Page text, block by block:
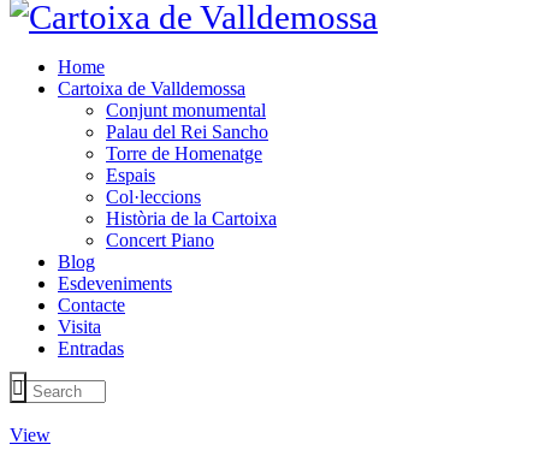
Home
Cartoixa de Valldemossa
Conjunt monumental
Palau del Rei Sancho
Torre de Homenatge
Espais
Col·leccions
Història de la Cartoixa
Concert Piano
Blog
Esdeveniments
Contacte
Visita
Entradas
View